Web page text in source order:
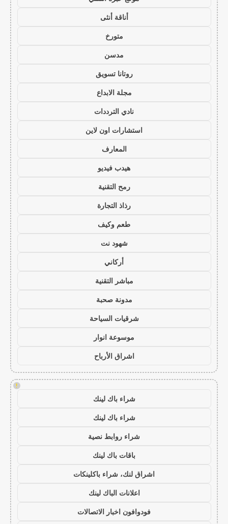
أناقة أنثى
متورخ
مدسن
روتانا تسويق
مجلة الابداع
نادي الترددات
استشارات اون لاين
المعارف
هيدب فيديو
رمح التقنية
رذاذ التجارة
طعم وكيف
شهود نت
أركاني
مباشر التقنية
مدونة صحبة
شرقيات السياحة
موسوعة انوار
اشراق الأرباح
!
شراء باك لينك
شراء باك لينك
شراء روابط نصية
باقات باك لينك
اشراق لنك، شراء باكلينكات
اعلانات الباك لينك
فودوافون اخبار الاتصالات